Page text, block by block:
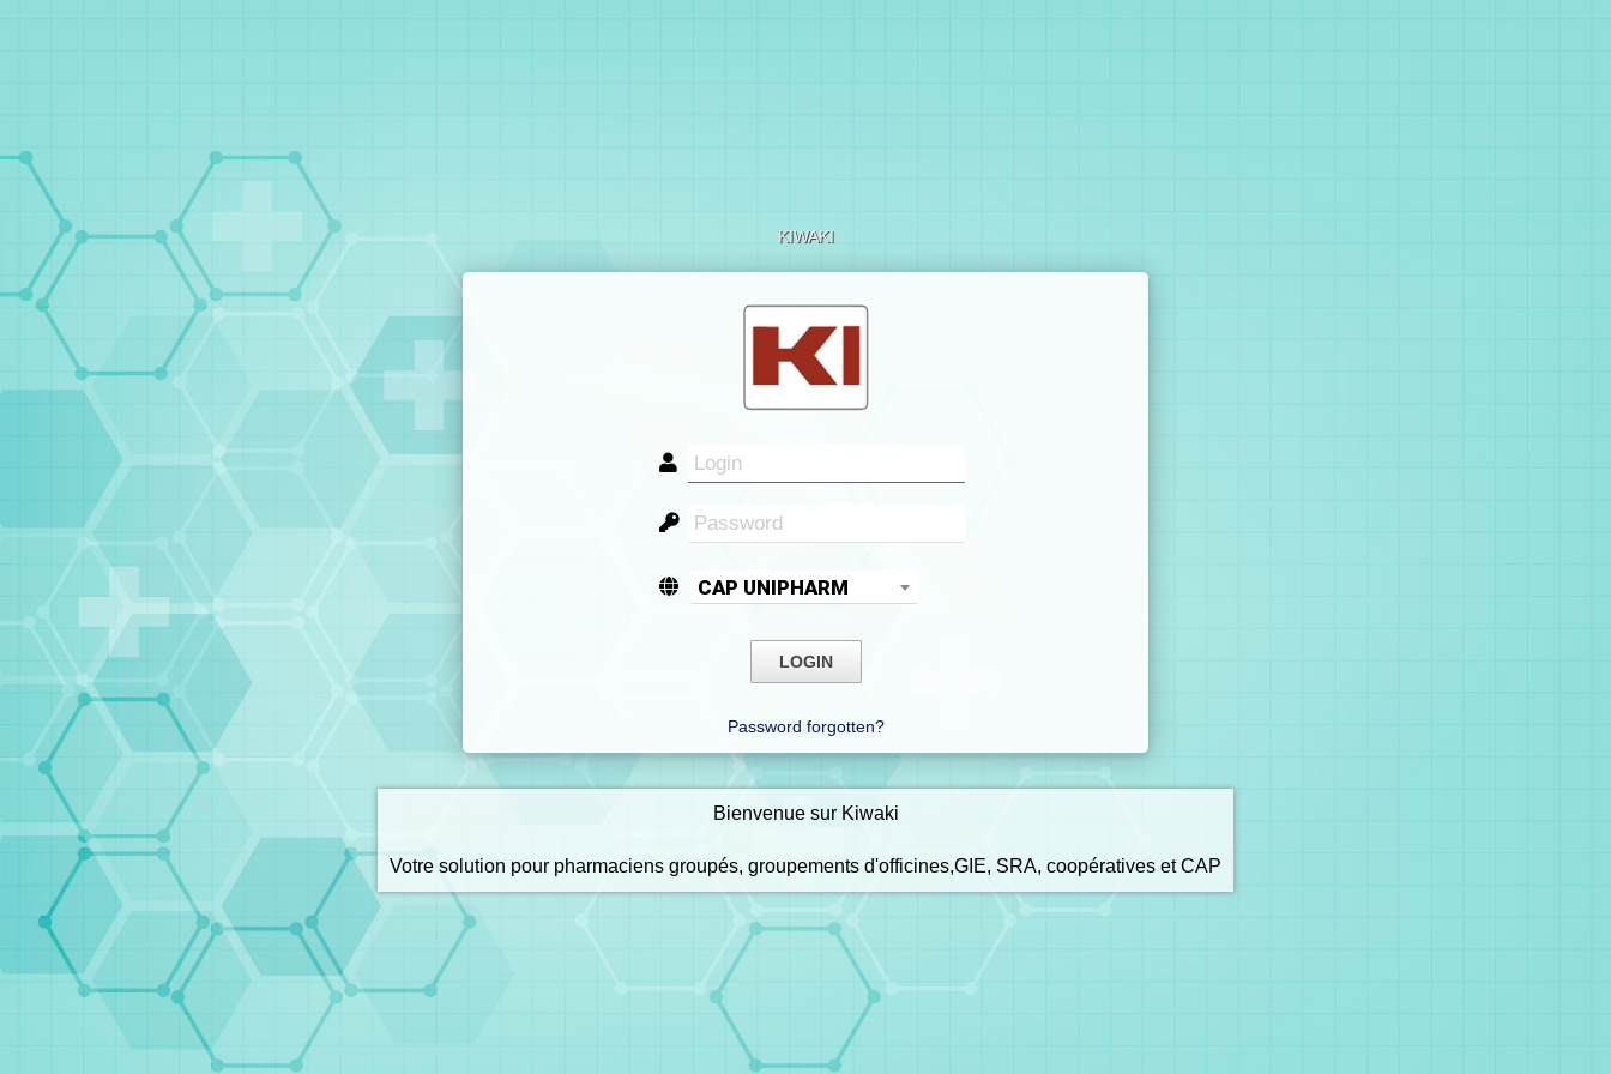
KIWAKI
CAP UNIPHARM
Password forgotten?
Bienvenue sur Kiwaki
Votre solution pour pharmaciens groupés, groupements d'officines,GIE, SRA, coopératives et CAP